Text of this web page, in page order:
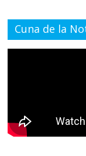
Cuna de la